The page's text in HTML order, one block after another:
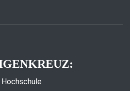
Hochschule